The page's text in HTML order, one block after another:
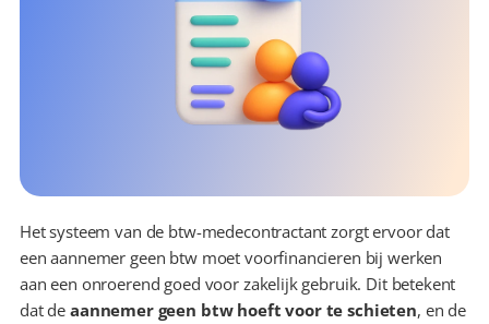
Het systeem van de btw-medecontractant zorgt ervoor dat
een aannemer geen btw moet voorfinancieren bij werken
aan een onroerend goed voor zakelijk gebruik. Dit betekent
dat de aannemer geen btw hoeft voor te schieten
, en de